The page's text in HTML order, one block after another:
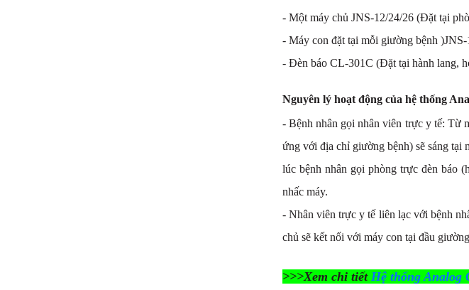
- Một máy chủ JNS-12/24/26 (Đặt tại
- Máy con đặt tại mỗi giường bệnh
- Đèn báo CL-301C (Đặt tại hành lang,
Nguyên lý hoạt động của hệ thống
- Bệnh nhân gọi nhân viên trực y tế:Từ
ứng với địa chỉ giường bệnh) sẽ sáng tại
lúc bệnh nhân gọi phòng trực đèn báo
nhấc máy.
- Nhân viên trực y tế liên lạc với bệnh
chủ sẽ kết nối với máy con tại đầu
>>>Xem chi tiết Hệ thống Analog